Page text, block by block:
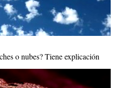
o nubes? Tiene explicación